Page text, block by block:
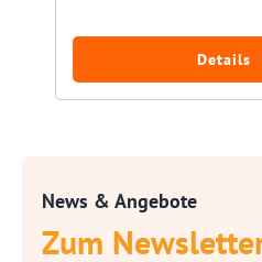
Details
News & Angebote
Zum